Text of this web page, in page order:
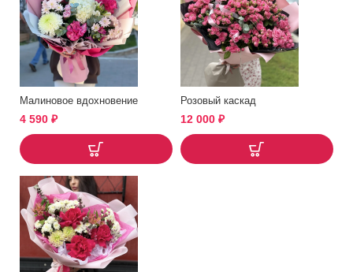
Малиновое вдохновение
4 590 ₽
Розовый каскад
12 000 ₽